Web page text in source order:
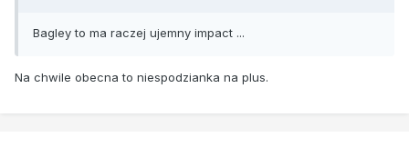
Bagley to ma raczej ujemny impact ...
Na chwile obecna to niespodzianka na plus.